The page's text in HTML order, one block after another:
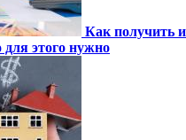
Как получить
для этого нужно